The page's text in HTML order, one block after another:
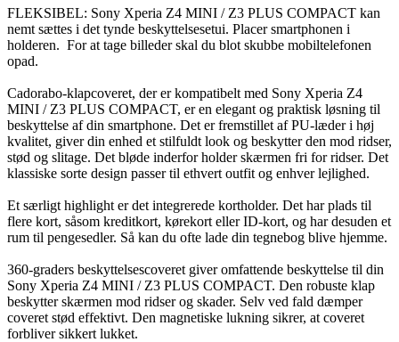
FLEKSIBEL: Sony Xperia Z4 MINI / Z3 PLUS COMPACT kan
nemt sættes i det tynde beskyttelsesetui. Placer smartphonen i
holderen. For at tage billeder skal du blot skubbe mobiltelefonen
opad.
Cadorabo-klapcoveret, der er kompatibelt med Sony Xperia Z4
MINI / Z3 PLUS COMPACT, er en elegant og praktisk løsning til
beskyttelse af din smartphone. Det er fremstillet af PU-læder i høj
kvalitet, giver din enhed et stilfuldt look og beskytter den mod ridser,
stød og slitage. Det bløde inderfor holder skærmen fri for ridser. Det
klassiske sorte design passer til ethvert outfit og enhver lejlighed.
Et særligt highlight er det integrerede kortholder. Det har plads til
flere kort, såsom kreditkort, kørekort eller ID-kort, og har desuden et
rum til pengesedler. Så kan du ofte lade din tegnebog blive hjemme.
360-graders beskyttelsescoveret giver omfattende beskyttelse til din
Sony Xperia Z4 MINI / Z3 PLUS COMPACT. Den robuste klap
beskytter skærmen mod ridser og skader. Selv ved fald dæmper
coveret stød effektivt. Den magnetiske lukning sikrer, at coveret
forbliver sikkert lukket.